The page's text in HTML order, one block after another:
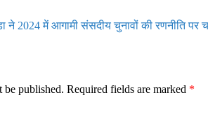
ने 2024 में आगामी संसदीय चुनावों की रणनीति
be published. Required fields are marked *